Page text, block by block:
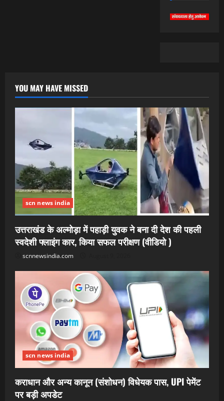
YOU MAY HAVE MISSED
scn news india
उत्तराखंड के अल्मोड़ा में पहाड़ी युवक ने बना दी देश की पहली
स्वदेशी फ्लाइंग कार, किया सफल परीक्षण (वीडियो )
scnnewsindia.com
scn news india
कराधान और अन्य कानून (संशोधन) विधेयक पास, UPI पेमेंट
पर बड़ी अपडेट